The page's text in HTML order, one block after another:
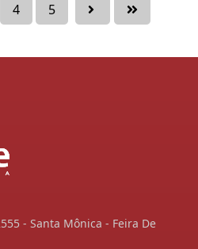
4 5
- Santa Mônica - Feira De